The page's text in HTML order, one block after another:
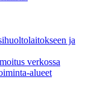
ja
verkossa
alueet